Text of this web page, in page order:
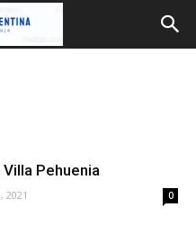
2026
Provincias
Pehuenia
2021 0